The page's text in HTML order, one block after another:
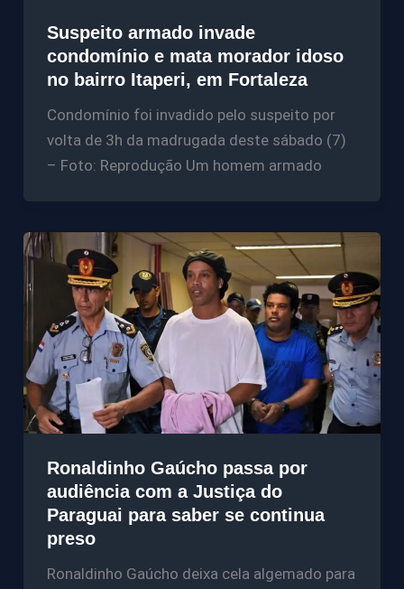
Suspeito armado invade
condomínio e mata morador idoso
no bairro Itaperi, em Fortaleza
Condomínio foi invadido pelo suspeito por
volta de 3h da madrugada deste sábado (7)
– Foto: Reprodução Um homem armado
Ronaldinho Gaúcho passa por
audiência com a Justiça do
Paraguai para saber se continua
preso
Ronaldinho Gaúcho deixa cela algemado para